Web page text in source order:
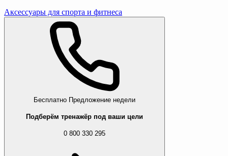
Аксессуары для спорта и фитнеса
Бесплатно Предложение недели
Подберём тренажёр под ваши цели
0 800 330 295